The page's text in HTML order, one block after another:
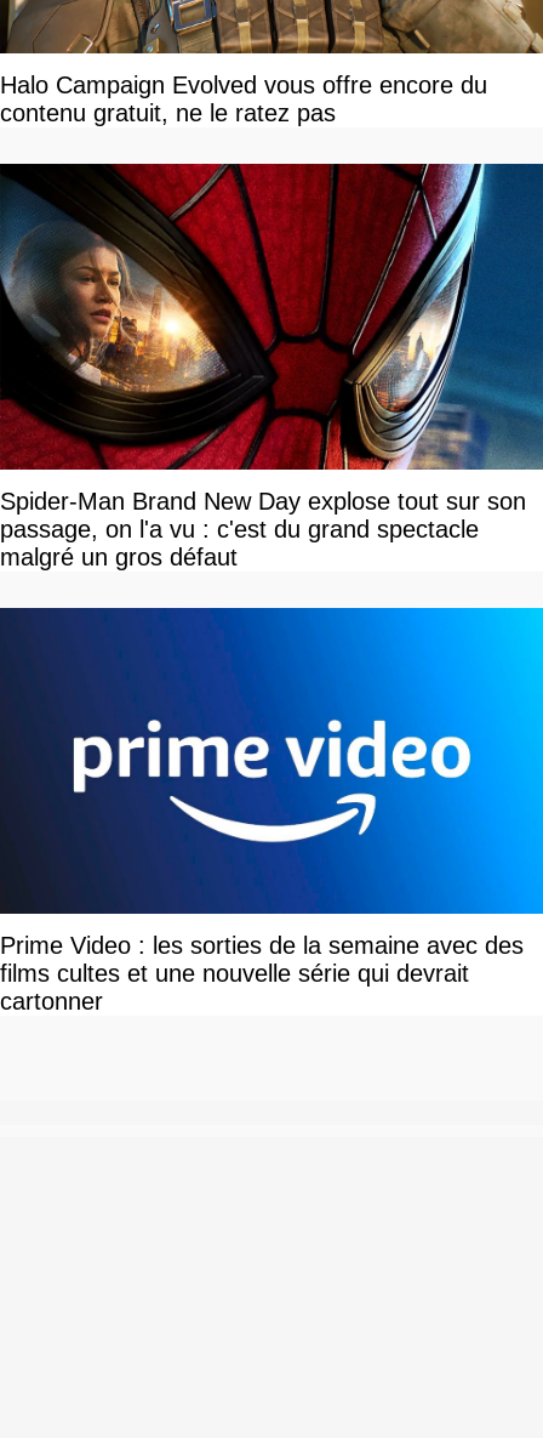
Halo Campaign Evolved vous offre encore du
contenu gratuit, ne le ratez pas
Spider-Man Brand New Day explose tout sur son
passage, on l'a vu : c'est du grand spectacle
malgré un gros défaut
Prime Video : les sorties de la semaine avec des
films cultes et une nouvelle série qui devrait
cartonner